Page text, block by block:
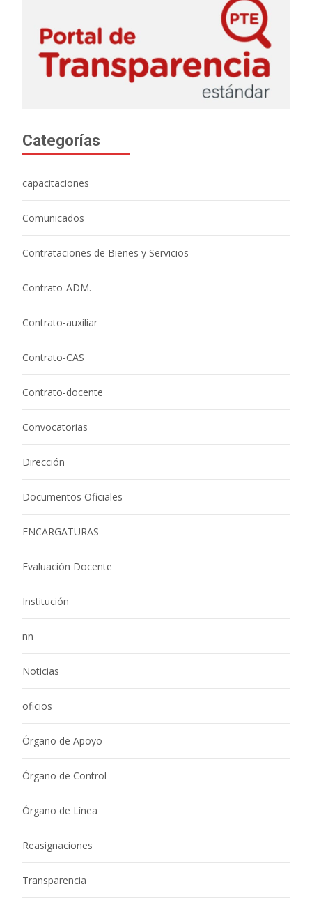
Categorías
capacitaciones
Comunicados
Contrataciones de Bienes y Servicios
Contrato-ADM.
Contrato-auxiliar
Contrato-CAS
Contrato-docente
Convocatorias
Dirección
Documentos Oficiales
ENCARGATURAS
Evaluación Docente
Institución
nn
Noticias
oficios
Órgano de Apoyo
Órgano de Control
Órgano de Línea
Reasignaciones
Transparencia